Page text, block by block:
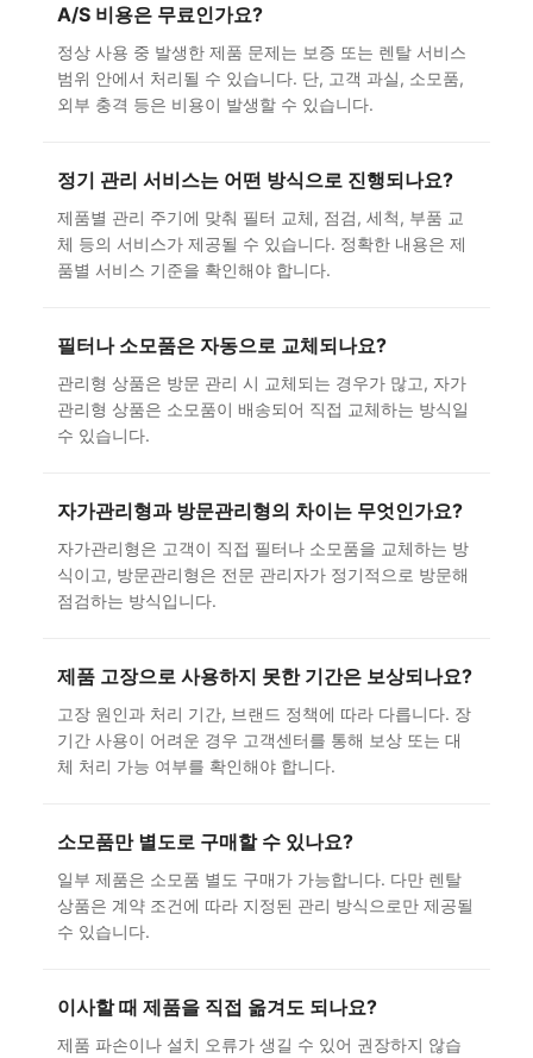
A/S 비용은 무료인가요?
정상 사용 중 발생한 제품 문제는 보증 또는 렌탈 서비스
범위 안에서 처리될 수 있습니다. 단, 고객 과실, 소모품,
외부 충격 등은 비용이 발생할 수 있습니다.
정기 관리 서비스는 어떤 방식으로 진행되나요?
제품별 관리 주기에 맞춰 필터 교체, 점검, 세척, 부품 교
체 등의 서비스가 제공될 수 있습니다. 정확한 내용은 제
품별 서비스 기준을 확인해야 합니다.
필터나 소모품은 자동으로 교체되나요?
관리형 상품은 방문 관리 시 교체되는 경우가 많고, 자가
관리형 상품은 소모품이 배송되어 직접 교체하는 방식일
수 있습니다.
자가관리형과 방문관리형의 차이는 무엇인가요?
자가관리형은 고객이 직접 필터나 소모품을 교체하는 방
식이고, 방문관리형은 전문 관리자가 정기적으로 방문해
점검하는 방식입니다.
제품 고장으로 사용하지 못한 기간은 보상되나요?
고장 원인과 처리 기간, 브랜드 정책에 따라 다릅니다. 장
기간 사용이 어려운 경우 고객센터를 통해 보상 또는 대
체 처리 가능 여부를 확인해야 합니다.
소모품만 별도로 구매할 수 있나요?
일부 제품은 소모품 별도 구매가 가능합니다. 다만 렌탈
상품은 계약 조건에 따라 지정된 관리 방식으로만 제공될
수 있습니다.
이사할 때 제품을 직접 옮겨도 되나요?
제품 파손이나 설치 오류가 생길 수 있어 권장하지 않습